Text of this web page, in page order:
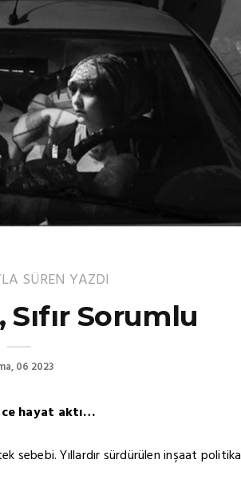
SÜREN YAZDI
Sorumlu
06 2023
hayat aktı…
Yıllardır sürdürülen inşaat